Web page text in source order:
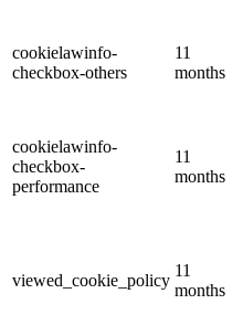
cookielawinfo-
checkbox-others
11
months
cookielawinfo-
checkbox-
performance
11
months
viewed_cookie_policy
11
months